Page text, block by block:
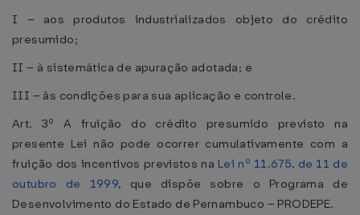
I – aos produtos industrializados objeto do crédito
presumido;
II – à sistemática de apuração adotada; e
III – às condições para sua aplicação e controle.
Art. 3º A fruição do crédito presumido previsto na
presente Lei não pode ocorrer cumulativamente com a
fruição dos incentivos previstos na Lei nº 11.675, de 11 de
outubro de 1999, que dispõe sobre o Programa de
Desenvolvimento do Estado de Pernambuco – PRODEPE.